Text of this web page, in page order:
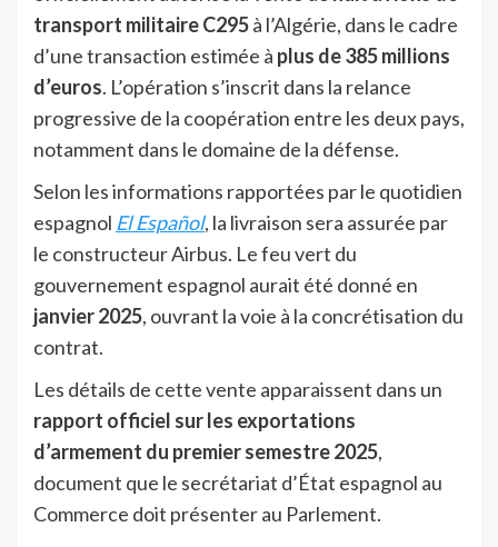
transport militaire C295à l’Algérie, dans le cadre
d’une transaction estimée à plus de 385 millions
d’euros. L’opération s’inscrit dans la relance
progressive de la coopération entre les deux pays,
notamment dans le domaine de la défense.
Selon les informations rapportées par le quotidien
espagnol El Español, la livraison sera assurée par
le constructeur Airbus. Le feu vert du
gouvernement espagnol aurait été donné en
janvier 2025, ouvrant la voie à la concrétisation du
contrat.
Les détails de cette vente apparaissent dans un
rapport officiel sur les exportations
d’armement du premier semestre 2025,
document que le secrétariat d’État espagnol au
Commerce doit présenter au Parlement.